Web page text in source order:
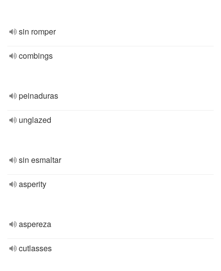
sin romper
combings
peinaduras
unglazed
sin esmaltar
asperity
aspereza
cutlasses